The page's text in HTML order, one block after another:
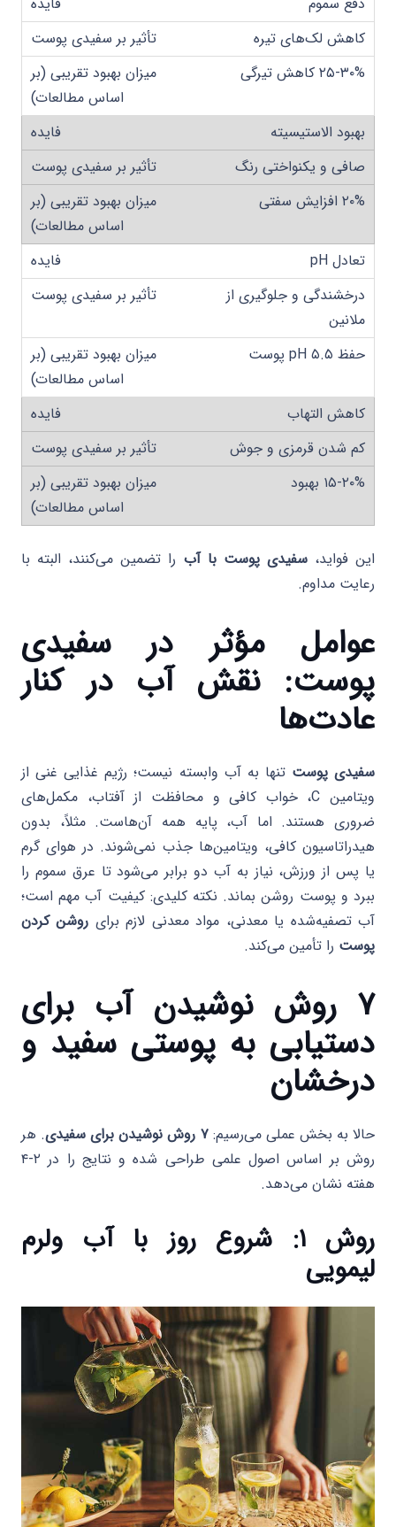
کاهش لک‌های تیره
۲۵-۳۰% کاهش تیرگی
بهبود الاستیسیته
صافی و یکنواختی رنگ
۲۰% افزایش سفتی
تعادل pH
درخشندگی و جلوگیری از
ملانین
حفظ pH ۵.۵ پوست
کاهش التهاب
کم شدن قرمزی و جوش
۱۵-۲۰% بهبود
این فواید،سفیدی پوست با آب را تضمین می‌کنند، البته با
رعایت مداوم.
عوامل مؤثر در سفیدی
پوست: نقش آب در کنار
عادت‌ها
سفیدی پوست تنها به آب وابسته نیست؛ رژیم غذایی غنی از
ویتامین C، خواب کافی و محافظت از آفتاب، مکمل‌های
ضروری هستند. اما آب، پایه همه آن‌هاست. مثلاً، بدون
هیدراتاسیون کافی، ویتامین‌ها جذب نمی‌شوند. در هوای گرم
یا پس از ورزش، نیاز به آب دو برابر می‌شود تا عرق سموم را
ببرد و پوست روشن بماند. نکته کلیدی: کیفیت آب مهم است؛
آب تصفیه‌شده یا معدنی، مواد معدنی لازم برای روشن کردن
پوست را تأمین می‌کند.
۷ روش نوشیدن آب برای
دستیابی به پوستی سفید و
درخشان
حالا به بخش عملی می‌رسیم:۷ روش نوشیدن برای سفیدی
. هر
روش بر اساس اصول علمی طراحی شده و نتایج را در ۲-۴
هفته نشان می‌دهد.
روش ۱: شروع روز با آب ولرم
لیمویی